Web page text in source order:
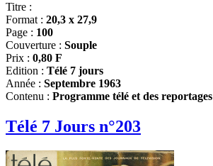
Titre :
Format : 20,3 x 27,9
Page : 100
Couverture : Souple
Prix : 0,80 F
Edition : Télé 7 jours
Année : Septembre 1963
Contenu : Programme télé et des reportages
Télé 7 Jours n°203